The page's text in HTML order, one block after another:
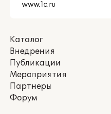
Каталог
Внедрения
Публикации
Мероприятия
Партнеры
Форум